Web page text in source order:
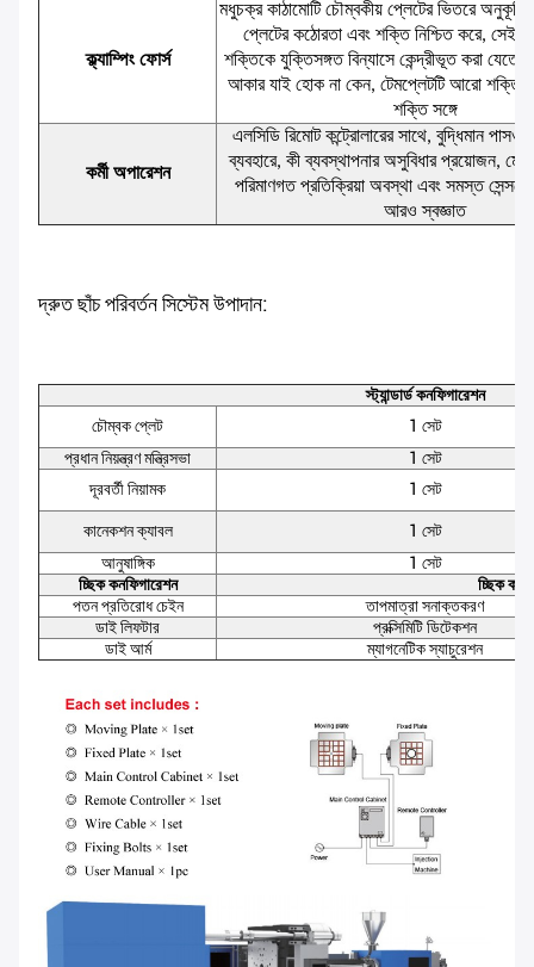
ক্ল্যাম্পিং ফোর্স
মধুচক্র কাঠামোটি চৌম্বকীয় প্লেটের ভিতরে
প্লেটের কঠোরতা এবং শক্তি নিশ্চিত করে,
শক্তিকে যুক্তিসঙ্গত বিন্যাসে কেন্দ্রীভূত করা যেতে
আকার যাই হোক না কেন, টেমপ্লেটটি আরো
শক্তি সঙ্গে
কর্মী অপারেশন
এলসিডি রিমোট কন্ট্রোলারের সাথে, বুদ্ধিমান
ব্যবহারে, কী ব্যবস্থাপনার অসুবিধার প্রয়োজন,
পরিমাণগত প্রতিক্রিয়া অবস্থা এবং সমস্ত
আরও স্বজ্ঞাত
দ্রুত ছাঁচ পরিবর্তন সিস্টেম উপাদান:
স্ট্যান্ডার্ড কনফিগারেশন
চৌম্বক প্লেট
1 সেট
প্রধান নিয়ন্ত্রণ মন্ত্রিসভা
1 সেট
দূরবর্তী নিয়ামক
1 সেট
কানেকশন ক্যাবল
1 সেট
আনুষাঙ্গিক
1 সেট
চ্ছিক কনফিগারেশন
চ্ছিক
পতন প্রতিরোধ চেইন
তাপমাত্রা সনাক্তকরণ
ডাই লিফটার
প্রক্সিমিটি ডিটেকশন
ডাই আর্ম
ম্যাগনেটিক স্যাচুরেশন